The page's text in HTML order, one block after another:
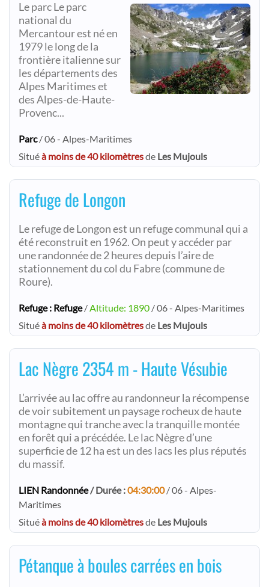
Le parc Le parc
national du
Mercantour est né en
1979 le long de la
frontière italienne sur
les départements des
Alpes Maritimes et
des Alpes-de-Haute-
Provenc...
Parc/ 06 - Alpes-Maritimes
Situéà moins de 40 kilomètresde Les Mujouls
Refuge de Longon
Le refuge de Longon est un refuge communal qui a
été reconstruit en 1962. On peut y accéder par
une randonnée de 2 heures depuis l’aire de
stationnement du col du Fabre (commune de
Roure).
Refuge : Refuge/Altitude: 1890 / 06 - Alpes-Maritimes
Situéà moins de 40 kilomètresde Les Mujouls
Lac Nègre 2354 m - Haute Vésubie
L’arrivée au lac offre au randonneur la récompense
de voir subitement un paysage rocheux de haute
montagne qui tranche avec la tranquille montée
en forêt qui a précédée. Le lac Nègre d’une
superficie de 12 ha est un des lacs les plus réputés
du massif.
LIEN Randonnée/ Durée :04:30:00/ 06 - Alpes-
Maritimes
Situéà moins de 40 kilomètresde Les Mujouls
Pétanque à boules carrées en bois